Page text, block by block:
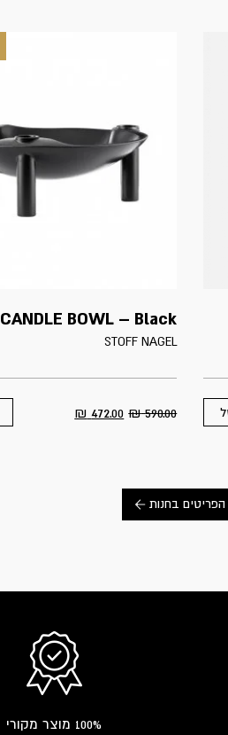
CANDLE BOWL – Black
STOFF NAGEL
590.00
₪
472.00
₪
בחנות
100% מוצר מקורי